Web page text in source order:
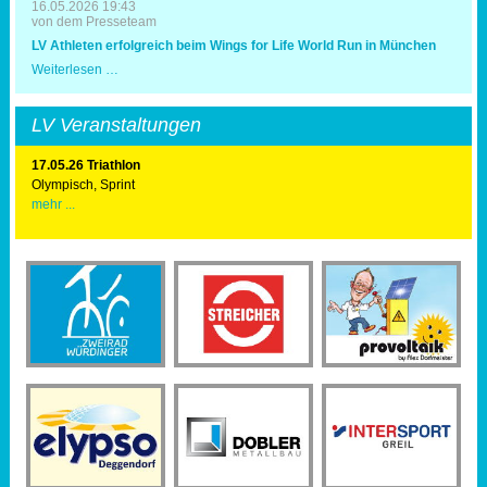
16.05.2026 19:43
von dem Presseteam
LV Athleten erfolgreich beim Wings for Life World Run in München
Weiterlesen …
erfolgreich
beim
Wings
for
Life
World
Run
LV Veranstaltungen
17.05.26 Triathlon
Olympisch, Sprint
mehr ...